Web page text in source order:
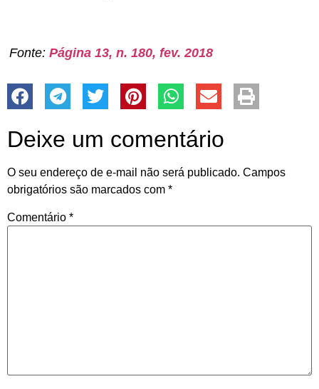
Fonte: Página 13, n. 180, fev. 2018
Deixe um comentário
O seu endereço de e-mail não será publicado. Campos
obrigatórios são marcados com *
Comentário *